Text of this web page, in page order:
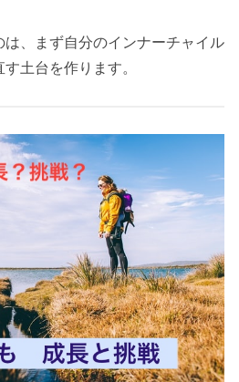
、まず自分のインナーチャイル
土台を作ります。